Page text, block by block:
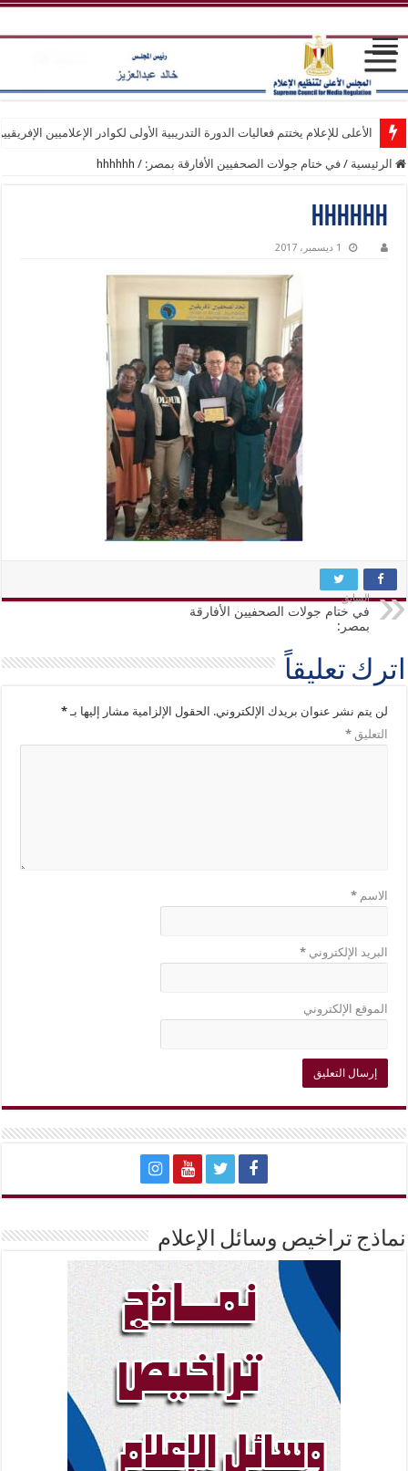
الأعلى للإعلام يختتم فعاليات الدورة التدريبية الأولى لكوادر الإعلاميين
الرئيسية / في ختام جولات الصحفيين الأفارقة بمصر: /
hhhhhh
hhhhhh
1 ديسمبر، 2017
السابق
في ختام جولات الصحفيين الأفارقة
بمصر:
اترك تعليقاً
لن يتم نشر عنوان بريدك الإلكتروني. الحقول الإلزامية مشار إليها بـ*
التعليق*
الاسم*
البريد الإلكتروني*
الموقع الإلكتروني
نماذج تراخيص وسائل الإعلام